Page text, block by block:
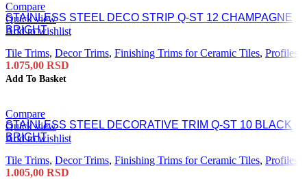
Compare
Quick view
Add to wishlist
STAINLESS STEEL DECO STRIP Q-ST 12 CHAMPAGNE
BRIGHT
Tile Trims, Decor Trims, Finishing Trims for Ceramic Tiles, Profiles
1.075,00 RSD
Add To Basket
Compare
Quick view
Add to wishlist
STAINLESS STEEL DECORATIVE TRIM Q-ST 10 BLACK
BRIGHT
Tile Trims, Decor Trims, Finishing Trims for Ceramic Tiles, Profiles
1.005,00 RSD